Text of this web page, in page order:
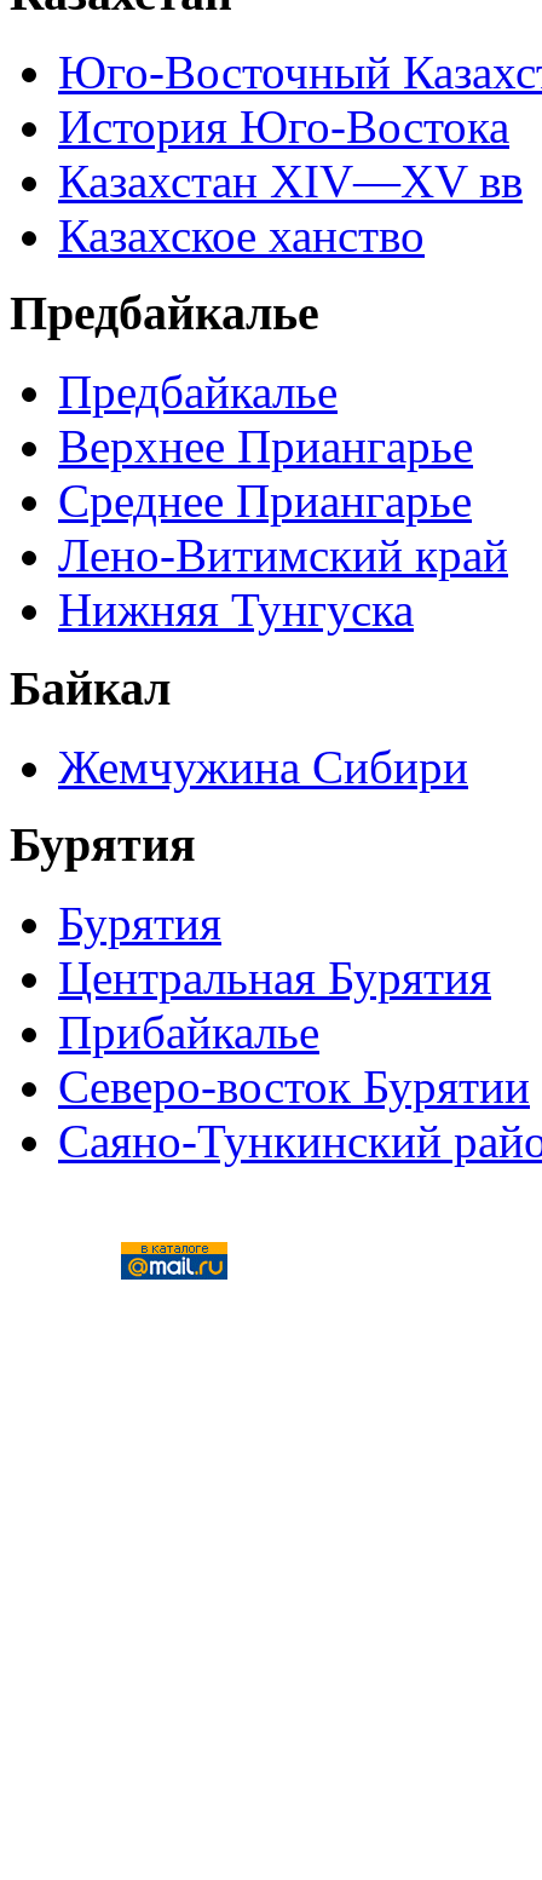
Юго-Восточный
История Юго-Востока
Казахстан XIV—XV вв
Казахское ханство
Предбайкалье
Предбайкалье
Верхнее Приангарье
Среднее Приангарье
Лено-Витимский край
Нижняя Тунгуска
Байкал
Жемчужина Сибири
Бурятия
Бурятия
Центральная Бурятия
Прибайкалье
Северо-восток Бурятии
Саяно-Тункинский